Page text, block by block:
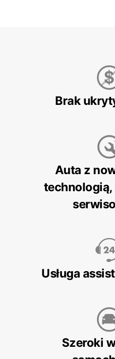
Brak
Auta z
technologią,
Usługa
Szeroki